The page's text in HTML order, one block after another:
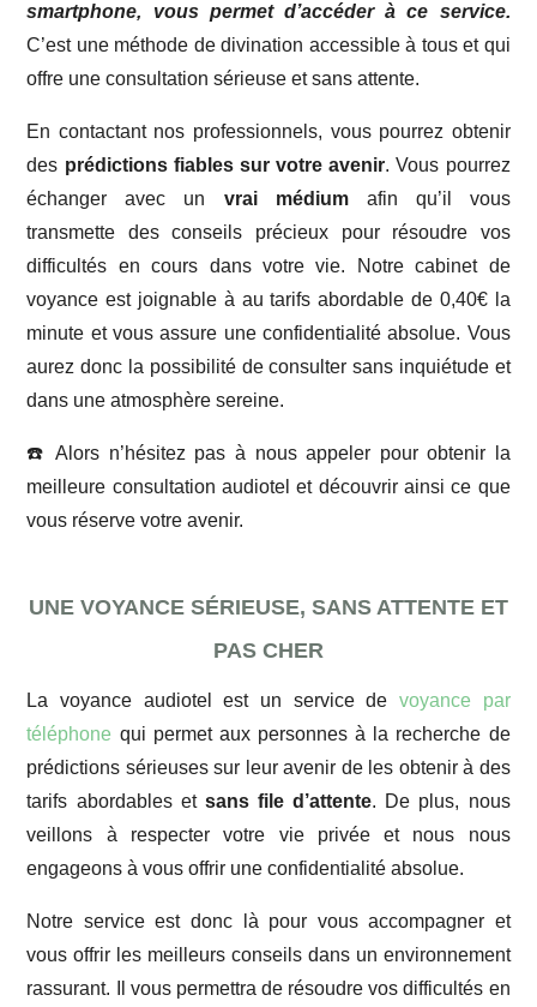
smartphone, vous permet d’accéder à ce service.
C’est une méthode de divination accessible à tous et qui
offre une consultation sérieuse et sans attente.
En contactant nos professionnels, vous pourrez obtenir
des prédictions fiables sur votre avenir. Vous pourrez
échanger avec un vrai médiumafin qu’il vous
transmette des conseils précieux pour résoudre vos
difficultés en cours dans votre vie. Notre cabinet de
voyance est joignable à au tarifs abordable de 0,40€ la
minute et vous assure une confidentialité absolue. Vous
aurez donc la possibilité de consulter sans inquiétude et
dans une atmosphère sereine.
☎️ Alors n’hésitez pas à nous appeler pour obtenir la
meilleure consultation audiotel et découvrir ainsi ce que
vous réserve votre avenir.
UNE VOYANCE SÉRIEUSE, SANS ATTENTE ET
PAS CHER
La voyance audiotel est un service de voyance par
téléphone qui permet aux personnes à la recherche de
prédictions sérieuses sur leur avenir de les obtenir à des
tarifs abordables et sans file d’attente. De plus, nous
veillons à respecter votre vie privée et nous nous
engageons à vous offrir une confidentialité absolue.
Notre service est donc là pour vous accompagner et
vous offrir les meilleurs conseils dans un environnement
rassurant. Il vous permettra de résoudre vos difficultés en